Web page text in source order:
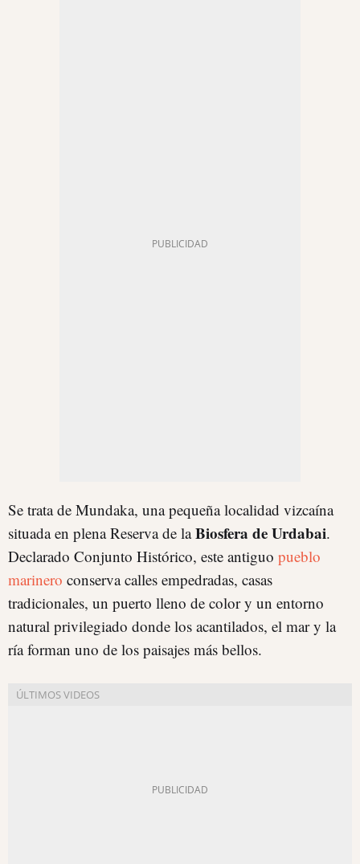
Se trata de Mundaka, una pequeña localidad vizcaína
situada en plena Reserva de laBiosfera de Urdabai.
Declarado Conjunto Histórico, este antiguo pueblo
marinero conserva calles empedradas, casas
tradicionales, un puerto lleno de color y un entorno
natural privilegiado donde los acantilados, el mar y la
ría forman uno de los paisajes más bellos.